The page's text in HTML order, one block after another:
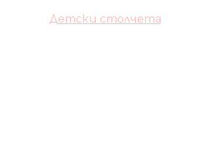
Детски столчета